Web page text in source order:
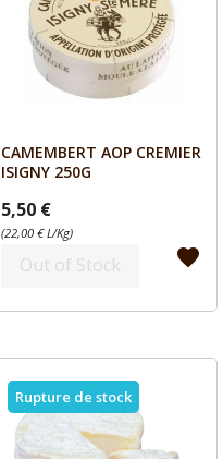
Aperçu
CAMEMBERT AOP CREMIER
ISIGNY 250G
5,50 €
(22,00 € L/Kg)
Out of Stock favorite
Rupture de stock